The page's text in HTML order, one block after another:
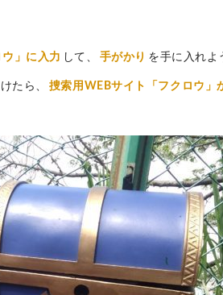
」に入力 して、 手がかり を手に入れよ
たら、 捜索用WEBサイト「フクロウ」